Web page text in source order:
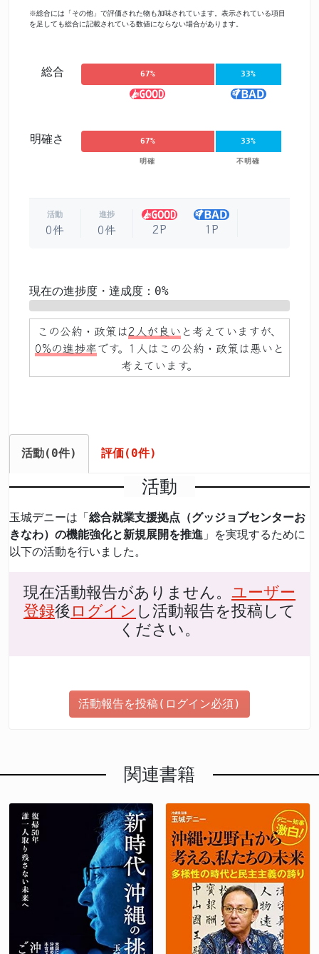
※総合には「その他」で評価された物も加味されています。表示されている項目
を足しても総合に記載されている数値にならない場合があります。
総合 67% 33%
明確さ 67%
明確
33%
不明確
活動
0件
進捗
0件 2P 1P
現在の進捗度・達成度：0%
この公約・政策は2人が良い と考えていますが、
0%の進捗率です。1人はこの公約・政策は悪いと
考えています。
活動(0件) 評価(0件)
活動
玉城デニーは「総合就業支援拠点（グッジョブセンターお
きなわ）の機能強化と新規展開を推進 」を実現するために
以下の活動を行いました。
現在活動報告がありません。 ユーザー
登録後 ログイン し活動報告を投稿して
ください。
活動報告を投稿(ログイン必須)
関連書籍